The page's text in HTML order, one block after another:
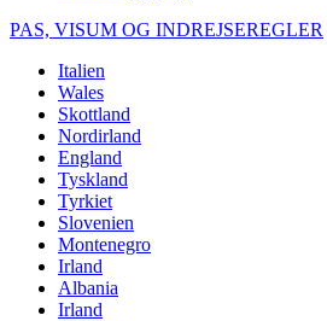
PAS, VISUM OG INDREJSEREGLER
Italien
Wales
Skottland
Nordirland
England
Tyskland
Tyrkiet
Slovenien
Montenegro
Irland
Albania
Irland